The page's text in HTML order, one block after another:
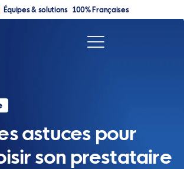
Équipes & solutions 100% Françaises
astuces pour
son prestataire